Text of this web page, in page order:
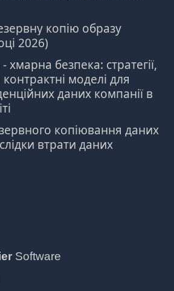
копію образу
2026)
хмарна безпека: стратегії,
контрактні моделі для
даних компанії в
копіювання даних
втрати даних
Software